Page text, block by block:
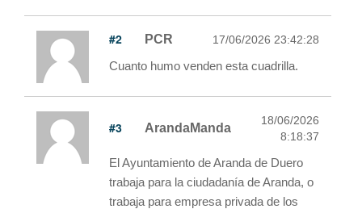
#2 PCR 17/06/2026 23:42:28
Cuanto humo venden esta cuadrilla.
#3 ArandaManda
18/06/2026
8:18:37
El Ayuntamiento de Aranda de Duero
trabaja para la ciudadanía de Aranda, o
trabaja para empresa privada de los